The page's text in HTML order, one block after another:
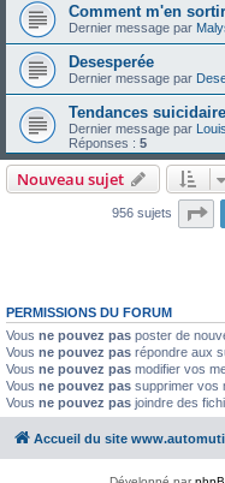
Comment m'en
Dernier message par
Desesperée
Dernier message par
Tendances
Dernier message par
Réponses : 5
Nouveau sujet
956 sujets
PERMISSIONS DU FORUM
Vous ne pouvez pas poster de
Vous ne pouvez pas répondre aux
Vous ne pouvez pas modifier vos
Vous ne pouvez pas supprimer vos
Vous ne pouvez pas joindre des
Accueil du site